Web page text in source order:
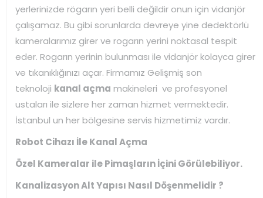
yerlerinizde rögarın yeri belli değildir onun için vidanjör
çalışamaz. Bu gibi sorunlarda devreye yine dedektörlü
kameralarımız girer ve rogarın yerini noktasal tespit
eder. Rogarın yerinin bulunması ile vidanjör kolayca girer
ve tıkanıklığınızı açar. Firmamız Gelişmiş son
teknoloji kanal açma makineleri ve profesyonel
ustaları ile sizlere her zaman hizmet vermektedir.
İstanbul un her bölgesine servis hizmetimiz vardır.
Robot Cihazı İle Kanal Açma
Özel Kameralar ile Pimaşların İçini Görülebiliyor.
Kanalizasyon Alt Yapısı Nasıl Döşenmelidir ?